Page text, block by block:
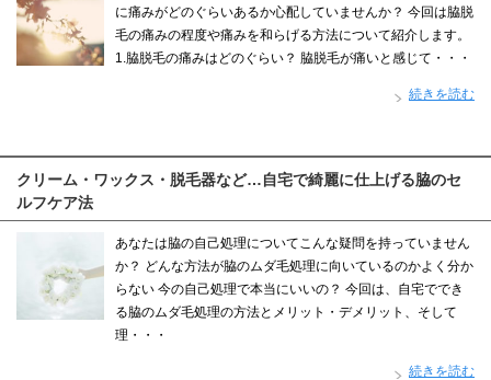
に痛みがどのぐらいあるか心配していませんか？ 今回は脇脱
毛の痛みの程度や痛みを和らげる方法について紹介します。
1.脇脱毛の痛みはどのぐらい？ 脇脱毛が痛いと感じて・・・
続きを読む
クリーム・ワックス・脱毛器など…自宅で綺麗に仕上げる脇のセ
ルフケア法
あなたは脇の自己処理についてこんな疑問を持っていません
か？ どんな方法が脇のムダ毛処理に向いているのかよく分か
らない 今の自己処理で本当にいいの？ 今回は、自宅ででき
る脇のムダ毛処理の方法とメリット・デメリット、そして
理・・・
続きを読む